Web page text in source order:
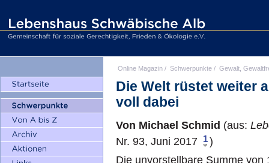
Online Magazin / Schwerpunkte / Gewalt,
Die Welt rüstet weiter
voll dabei
Von Michael Schmid (aus:
Nr. 93, Juni 2017
1)
Die unvorstellbare Summe